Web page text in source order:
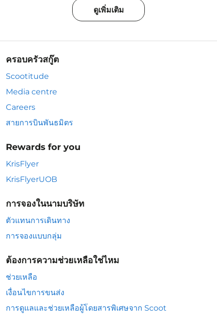
ดูเพิ่มเติม
ครอบครัวสกู๊ต
Scootitude
Media centre
Careers
สายการบินพันธมิตร
Rewards for you
KrisFlyer
KrisFlyerUOB
การจองในนามบริษัท
ตัวแทนการเดินทาง
การจองแบบกลุ่ม
ต้องการความช่วยเหลือใช่ไหม
ช่วยเหลือ
เงื่อนไขการขนส่ง
การดูแลและช่วยเหลือผู้โดยสารพิเศษจาก Scoot